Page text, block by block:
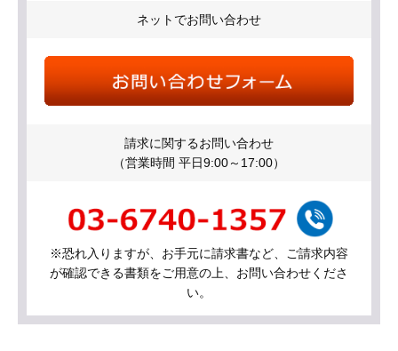
ネットでお問い合わせ
請求に関するお問い合わせ
（営業時間 平日9:00～17:00）
※恐れ入りますが、お手元に請求書など、ご請求内容
が確認できる書類をご用意の上、お問い合わせくださ
い。